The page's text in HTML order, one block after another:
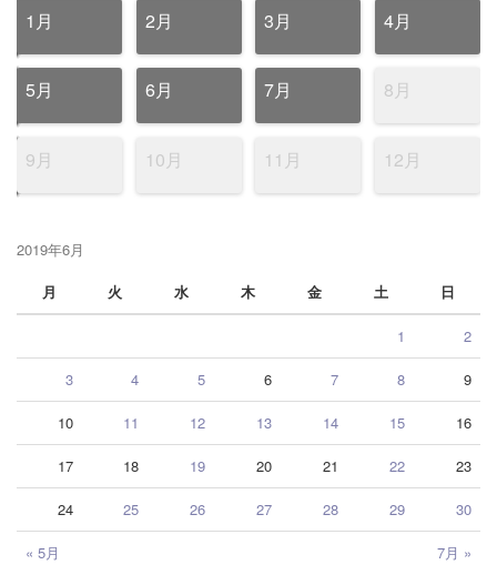
1月 2月 3月 4月
5月 6月 7月 8月
9月 10月 11月 12月
2019年6月
月
火 水 木 金 土 日
« 5月 7月 »
1 2
3 4 5 6 7 8 9
10 11 12 13 14 15 16
17 18 19 20 21 22 23
24 25 26 27 28 29 30